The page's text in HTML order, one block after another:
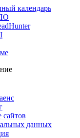
календарь
сайтов
данных